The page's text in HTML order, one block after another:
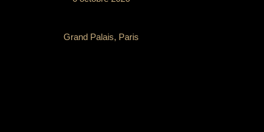
Grand Palais, Paris